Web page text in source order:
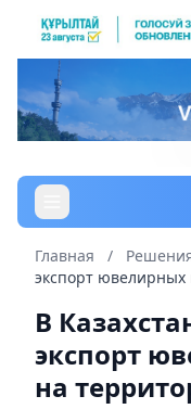
Главная /
экспорт ювелирных
В
экспорт
на